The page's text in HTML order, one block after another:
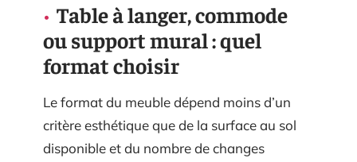
Table à langer, commode
ou support mural : quel
format choisir
Le format du meuble dépend moins d’un
critère esthétique que de la surface au sol
disponible et du nombre de changes